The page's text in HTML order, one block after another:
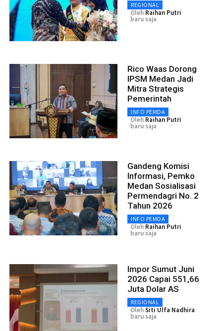
REGIONAL
Oleh Raihan Putri
baru saja
Rico Waas Dorong
IPSM Medan Jadi
Mitra Strategis
Pemerintah
INFO PEMDA
Oleh Raihan Putri
baru saja
Gandeng Komisi
Informasi, Pemko
Medan Sosialisasi
Permendagri No. 2
Tahun 2026
INFO PEMDA
Oleh Raihan Putri
baru saja
Impor Sumut Juni
2026 Capai 551,66
Juta Dolar AS
REGIONAL
OlehSiti Ulfa Nadhira
baru saja